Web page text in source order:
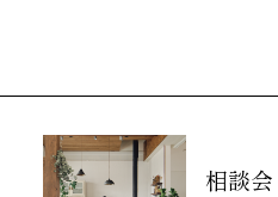
相談会